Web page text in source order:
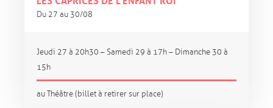
Du 27 au 30/08
Jeudi 27 à 20h30 – Samedi 29 à 17h – Dimanche 30 à
15h
au Théâtre (billet à retirer sur place)